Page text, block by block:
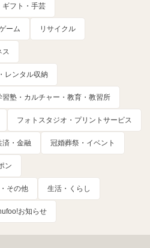
ギフト・手芸
ーム リサイクル
ス
レンタル収納
習塾・カルチャー・教育・教習所
フォトスタジオ・プリントサービス
済・金融 冠婚葬祭・イベント
ン
その他 生活・くらし
お知らせ